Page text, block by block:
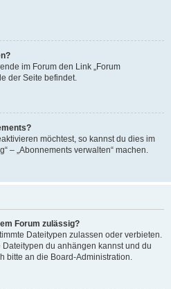
im Forum den Link „Forum
der Seite befindet.
möchtest, so kannst du dies im
– „Abonnements verwalten“ machen.
Forum zulässig?
Dateitypen zulassen oder verbieten.
du anhängen kannst und du
bitte an die Board-Administration.